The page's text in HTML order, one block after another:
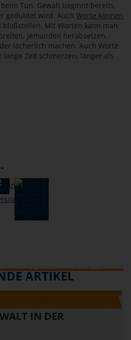
Tun. Gewalt beginnt bereits,
geduldet wird. Auch Worte können
Mit Worten kann man
jemanden herabsetzen,
lächerlich machen. Auch Worte
Zeit schmerzen, länger als
ARTIKEL
IN DER